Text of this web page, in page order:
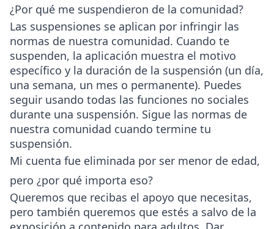
¿Por qué me suspendieron de la comunidad?
Las suspensiones se aplican por infringir las
normas de nuestra comunidad. Cuando te
suspenden, la aplicación muestra el motivo
específico y la duración de la suspensión (un día,
una semana, un mes o permanente). Puedes
seguir usando todas las funciones no sociales
durante una suspensión. Sigue las normas de
nuestra comunidad cuando termine tu
suspensión.
Mi cuenta fue eliminada por ser menor de edad,
pero ¿por qué importa eso?
Queremos que recibas el apoyo que necesitas,
pero también queremos que estés a salvo de la